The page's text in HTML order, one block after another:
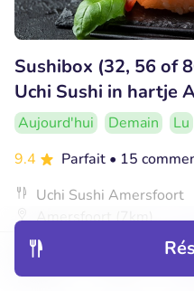
Sushibox (32, 56 of
Uchi Sushi in hartje
Aujourd'hui Demain Lu
9.4
Parfait • 15
Uchi Sushi Amersfoort
Amersfoort (7km)
Vendu : 24